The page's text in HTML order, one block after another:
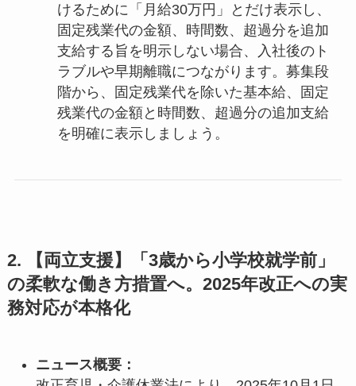
けるために「月給30万円」とだけ表示し、
固定残業代の金額、時間数、超過分を追加
支給する旨を明示しない場合、入社後のト
ラブルや早期離職につながります。募集段
階から、固定残業代を除いた基本給、固定
残業代の金額と時間数、超過分の追加支給
を明確に表示しましょう。
2. 【両立支援】「3歳から小学校就学前」
の柔軟な働き方措置へ。2025年改正への実
務対応が本格化
ニュース概要：